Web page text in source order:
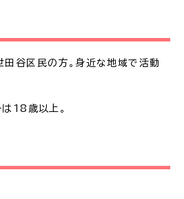
谷区民の方。身近な地域で活動
18歳以上。